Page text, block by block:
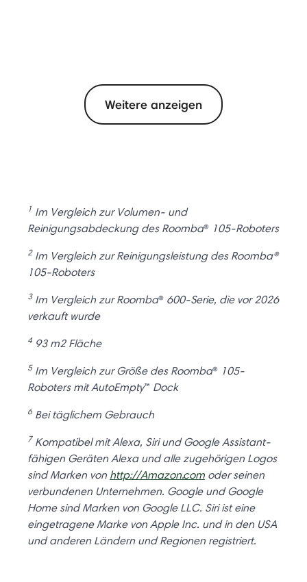
Weitere anzeigen
1 Im Vergleich zur Volumen- und
Reinigungsabdeckung des Roomba® 105-Roboters
2Im Vergleich zur Reinigungsleistung des Roomba®
105-Roboters
3Im Vergleich zur Roomba® 600-Serie, die vor 2026
verkauft wurde
4 93 m2 Fläche
5 Im Vergleich zur Größe des Roomba® 105-
Roboters mit AutoEmpty™ Dock
6 Bei täglichem Gebrauch
7Kompatibel mit Alexa, Siri und Google Assistant-
fähigen Geräten Alexa und alle zugehörigen Logos
sind Marken von http://Amazon.com oder seinen
verbundenen Unternehmen. Google und Google
Home sind Marken von Google LLC. Siri ist eine
eingetragene Marke von Apple Inc. und in den USA
und anderen Ländern und Regionen registriert.